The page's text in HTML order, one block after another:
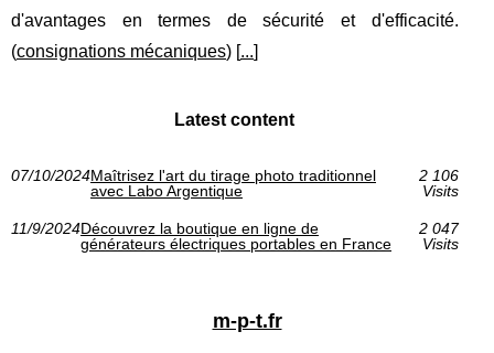
d'avantages en termes de sécurité et d'efficacité.
(consignations mécaniques) [...]
Latest content
07/10/2024Maîtrisez l'art du tirage photo traditionnel
avec Labo Argentique
2 106
Visits
11/9/2024Découvrez la boutique en ligne de
générateurs électriques portables en France
2 047
Visits
m-p-t.fr